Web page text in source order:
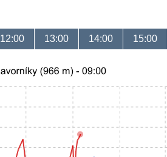
12:00 13:00 14:00 15:00